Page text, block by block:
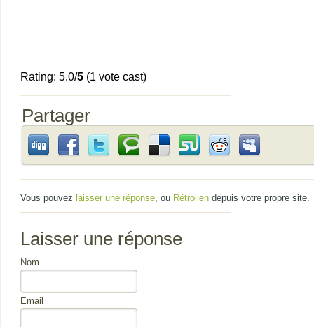
Rating: 5.0/5 (1 vote cast)
Partager
Vous pouvez laisser une réponse, ou Rétrolien depuis votre propre site.
Laisser une réponse
Nom
Email